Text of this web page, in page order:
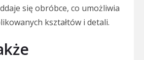
się obróbce, co umożliwia
kształtów i detali.